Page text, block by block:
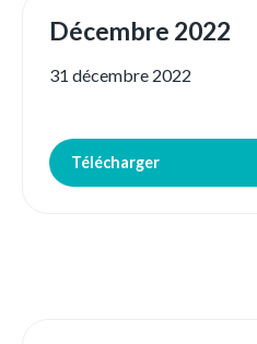
Décembre 2022
31 décembre 2022
Télécharger